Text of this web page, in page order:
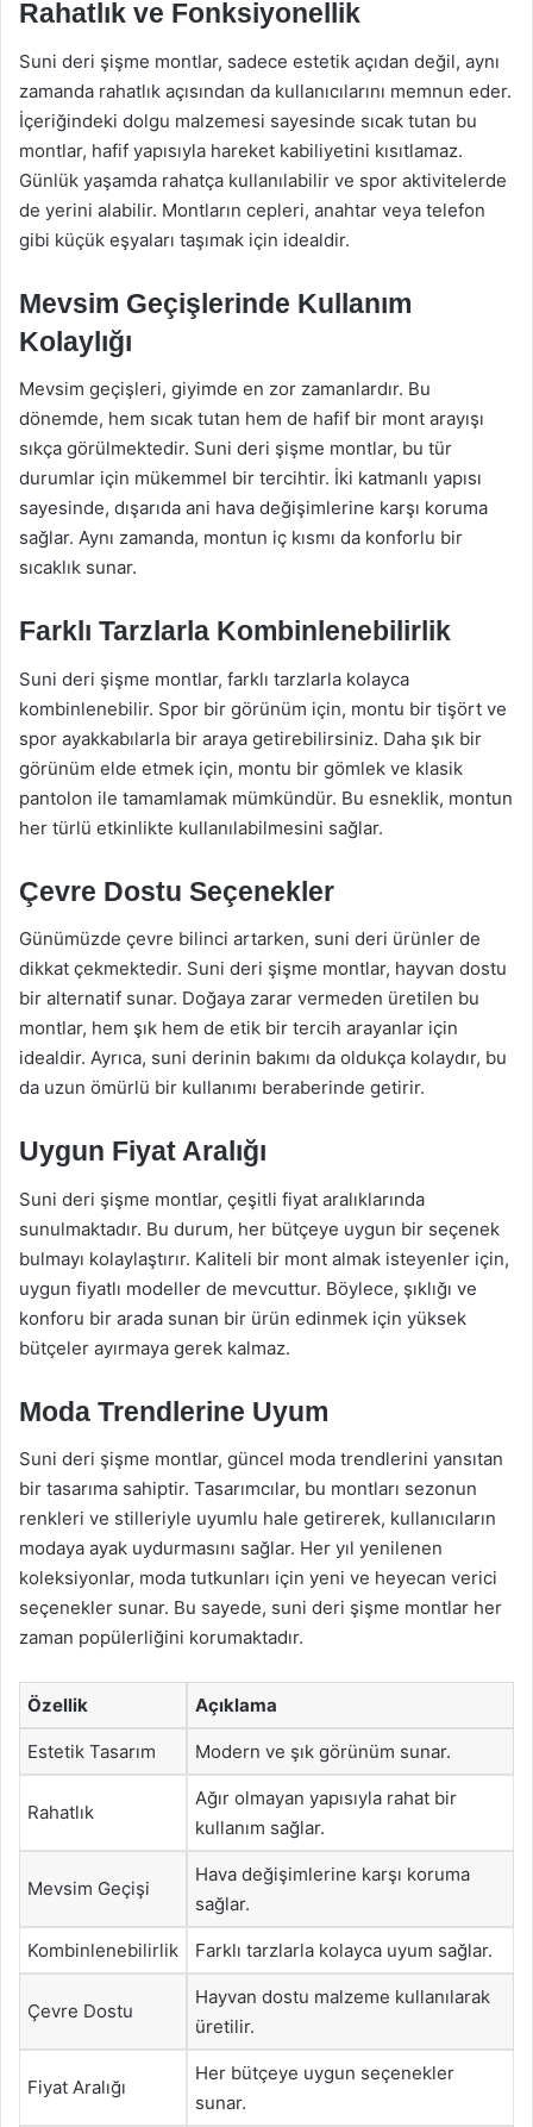
Rahatlık ve Fonksiyonellik
Suni deri şişme montlar, sadece estetik açıdan değil, aynı
zamanda rahatlık açısından da kullanıcılarını memnun eder.
İçeriğindeki dolgu malzemesi sayesinde sıcak tutan bu
montlar, hafif yapısıyla hareket kabiliyetini kısıtlamaz.
Günlük yaşamda rahatça kullanılabilir ve spor aktivitelerde
de yerini alabilir. Montların cepleri, anahtar veya telefon
gibi küçük eşyaları taşımak için idealdir.
Mevsim Geçişlerinde Kullanım
Kolaylığı
Mevsim geçişleri, giyimde en zor zamanlardır. Bu
dönemde, hem sıcak tutan hem de hafif bir mont arayışı
sıkça görülmektedir. Suni deri şişme montlar, bu tür
durumlar için mükemmel bir tercihtir. İki katmanlı yapısı
sayesinde, dışarıda ani hava değişimlerine karşı koruma
sağlar. Aynı zamanda, montun iç kısmı da konforlu bir
sıcaklık sunar.
Farklı Tarzlarla Kombinlenebilirlik
Suni deri şişme montlar, farklı tarzlarla kolayca
kombinlenebilir. Spor bir görünüm için, montu bir tişört ve
spor ayakkabılarla bir araya getirebilirsiniz. Daha şık bir
görünüm elde etmek için, montu bir gömlek ve klasik
pantolon ile tamamlamak mümkündür. Bu esneklik, montun
her türlü etkinlikte kullanılabilmesini sağlar.
Çevre Dostu Seçenekler
Günümüzde çevre bilinci artarken, suni deri ürünler de
dikkat çekmektedir. Suni deri şişme montlar, hayvan dostu
bir alternatif sunar. Doğaya zarar vermeden üretilen bu
montlar, hem şık hem de etik bir tercih arayanlar için
idealdir. Ayrıca, suni derinin bakımı da oldukça kolaydır, bu
da uzun ömürlü bir kullanımı beraberinde getirir.
Uygun Fiyat Aralığı
Suni deri şişme montlar, çeşitli fiyat aralıklarında
sunulmaktadır. Bu durum, her bütçeye uygun bir seçenek
bulmayı kolaylaştırır. Kaliteli bir mont almak isteyenler için,
uygun fiyatlı modeller de mevcuttur. Böylece, şıklığı ve
konforu bir arada sunan bir ürün edinmek için yüksek
bütçeler ayırmaya gerek kalmaz.
Moda Trendlerine Uyum
Suni deri şişme montlar, güncel moda trendlerini yansıtan
bir tasarıma sahiptir. Tasarımcılar, bu montları sezonun
renkleri ve stilleriyle uyumlu hale getirerek, kullanıcıların
modaya ayak uydurmasını sağlar. Her yıl yenilenen
koleksiyonlar, moda tutkunları için yeni ve heyecan verici
seçenekler sunar. Bu sayede, suni deri şişme montlar her
zaman popülerliğini korumaktadır.
Özellik Açıklama
Estetik Tasarım Modern ve şık görünüm sunar.
Rahatlık
Ağır olmayan yapısıyla rahat bir
kullanım sağlar.
Mevsim Geçişi
Hava değişimlerine karşı koruma
sağlar.
Kombinlenebilirlik Farklı tarzlarla kolayca uyum sağlar.
Çevre Dostu
Hayvan dostu malzeme kullanılarak
üretilir.
Fiyat Aralığı
Her bütçeye uygun seçenekler
sunar.